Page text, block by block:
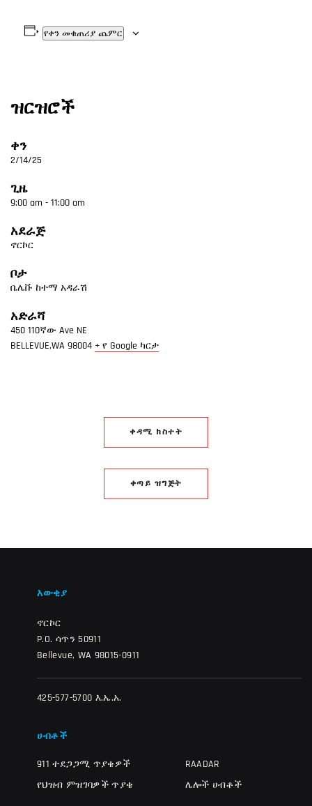
የቀን መቁጠሪያ ጨምር
ዝርዝሮች
ቀን
2/14/25
ጊዜ
9:00 am - 11:00 am
አደራጅ
ኖርኮር
ቦታ
ቤሌቩ ከተማ አዳራሽ
አድራሻ
450 110ኛው Ave NE
BELLEVUE,WA 98004 + የ Google ካርታ
ቀዳሚ ክስተት
ቀጣይ ዝግጅት
እውቂያ
ኖርኮር
P.O. ሳጥን 50911
Bellevue, WA 98015-0911
425-577-5700 እ.ኤ.አ.
ሀብቶች
911 ተደጋጋሚ ጥያቄዎች
የህዝብ ምዝገባዎች ጥያቄ
RAADAR
ሌሎች ሀብቶች